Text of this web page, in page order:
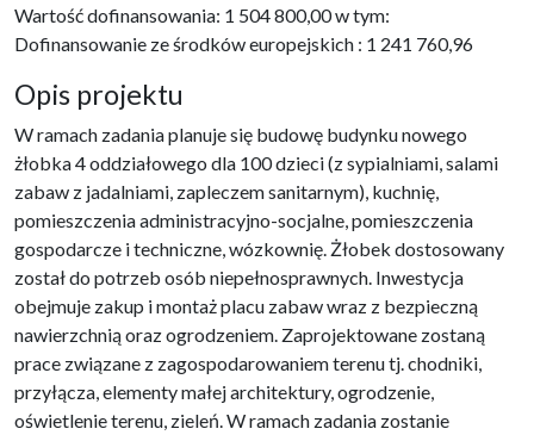
Wartość dofinansowania: 1 504 800,00 w tym:
Dofinansowanie ze środków europejskich : 1 241 760,96
Opis projektu
W ramach zadania planuje się budowę budynku nowego
żłobka 4 oddziałowego dla 100 dzieci (z sypialniami, salami
zabaw z jadalniami, zapleczem sanitarnym), kuchnię,
pomieszczenia administracyjno-socjalne, pomieszczenia
gospodarcze i techniczne, wózkownię. Żłobek dostosowany
został do potrzeb osób niepełnosprawnych. Inwestycja
obejmuje zakup i montaż placu zabaw wraz z bezpieczną
nawierzchnią oraz ogrodzeniem. Zaprojektowane zostaną
prace związane z zagospodarowaniem terenu tj. chodniki,
przyłącza, elementy małej architektury, ogrodzenie,
oświetlenie terenu, zieleń. W ramach zadania zostanie